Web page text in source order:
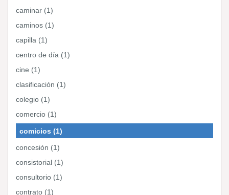
caminar (1)
caminos (1)
capilla (1)
centro de día (1)
cine (1)
clasificación (1)
colegio (1)
comercio (1)
comicios (1)
concesión (1)
consistorial (1)
consultorio (1)
contrato (1)